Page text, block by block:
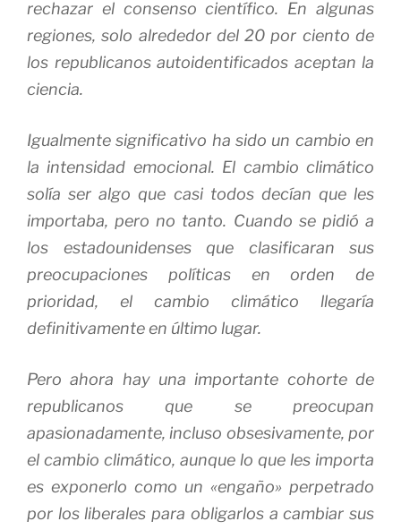
rechazar el consenso científico. En algunas
regiones, solo alrededor del 20 por ciento de
los republicanos autoidentificados aceptan la
ciencia.
Igualmente significativo ha sido un cambio en
la intensidad emocional. El cambio climático
solía ser algo que casi todos decían que les
importaba, pero no tanto. Cuando se pidió a
los estadounidenses que clasificaran sus
preocupaciones políticas en orden de
prioridad, el cambio climático llegaría
definitivamente en último lugar.
Pero ahora hay una importante cohorte de
republicanos que se preocupan
apasionadamente, incluso obsesivamente, por
el cambio climático, aunque lo que les importa
es exponerlo como un «engaño» perpetrado
por los liberales para obligarlos a cambiar sus